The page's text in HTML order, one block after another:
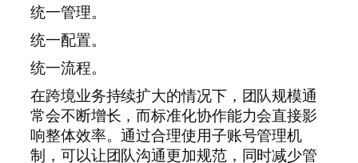
统一管理。
统一配置。
统一流程。
在跨境业务持续扩大的情况下，团队规模通
常会不断增长，而标准化协作能力会直接影
响整体效率。通过合理使用子账号管理机
制，可以让团队沟通更加规范，同时减少管